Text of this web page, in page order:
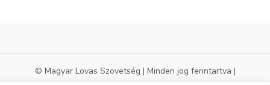
© Magyar Lovas Szövetség | Minden jog fenntartva |